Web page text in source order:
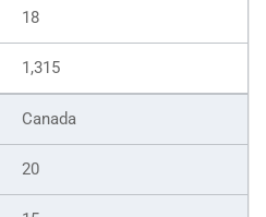
18
1,315
Canada
20